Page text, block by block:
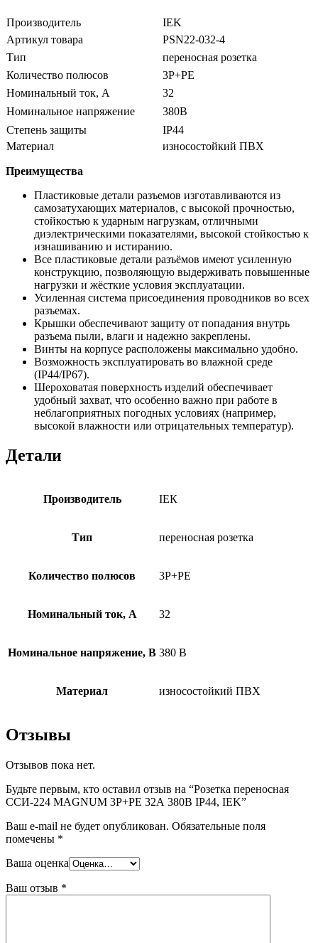
Производитель
IEK
Артикул товара
PSN22-032-4
Тип
переносная розетка
Количество полюсов
3P+PE
Номинальный ток, А
32
Номинальное напряжение
380В
Степень защиты
IP44
Материал
износостойкий ПВХ
Преимущества
Пластиковые детали разъемов изготавливаются из
самозатухающих материалов, с высокой прочностью,
стойкостью к ударным нагрузкам, отличными
диэлектрическими показателями, высокой стойкостью к
изнашиванию и истиранию.
Все пластиковые детали разъёмов имеют усиленную
конструкцию, позволяющую выдерживать повышенные
нагрузки и жёсткие условия эксплуатации.
Усиленная система присоединения проводников во всех
разъемах.
Крышки обеспечивают защиту от попадания внутрь
разъема пыли, влаги и надежно закреплены.
Винты на корпусе расположены максимально удобно.
Возможность эксплуатировать во влажной среде
(IP44/IP67).
Шероховатая поверхность изделий обеспечивает
удобный захват, что особенно важно при работе в
неблагоприятных погодных условиях (например,
высокой влажности или отрицательных температур).
Детали
Производитель ІЕК
Тип переносная розетка
Количество полюсов 3P+PE
Номинальный ток, А 32
Номинальное напряжение, В 380 B
Материал износостойкий ПВХ
Отзывы
Отзывов пока нет.
Будьте первым, кто оставил отзыв на “Розетка переносная
ССИ-224 MAGNUM 3P+PE 32А 380В IP44, IEK”
Ваш e-mail не будет опубликован. Обязательные поля
помечены *
Ваша оценка
Ваш отзыв *